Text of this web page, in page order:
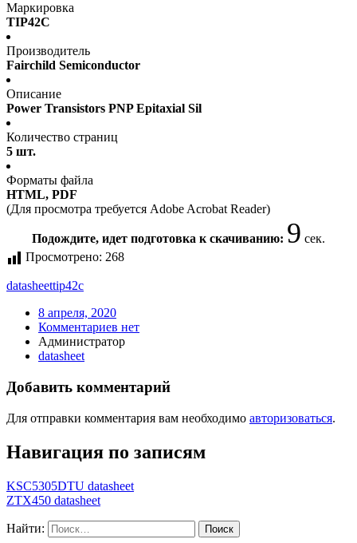
Маркировка
TIP42C
Производитель
Fairchild Semiconductor
Описание
Power Transistors PNP Epitaxial Sil
Количество страниц
5 шт.
Форматы файла
HTML, PDF
(Для просмотра требуется Adobe Acrobat Reader)
Подождите, идет подготовка к скачиванию: 9 сек.
Просмотрено: 268
datasheettip42c
8 апреля, 2020
Комментариев нет
Администратор
datasheet
Добавить комментарий
Для отправки комментария вам необходимо авторизоваться.
Навигация по записям
KSC5305DTU datasheet
ZTX450 datasheet
Найти: